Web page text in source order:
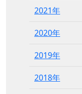
2021年
2020年
2019年
2018年